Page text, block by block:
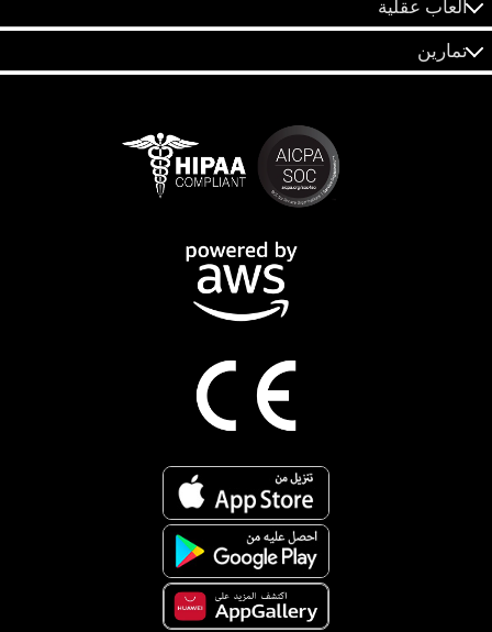
ألعاب عقلية
تمارين